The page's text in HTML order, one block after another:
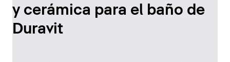
Descúbralo ahora
y cerámica para el baño de
Duravit